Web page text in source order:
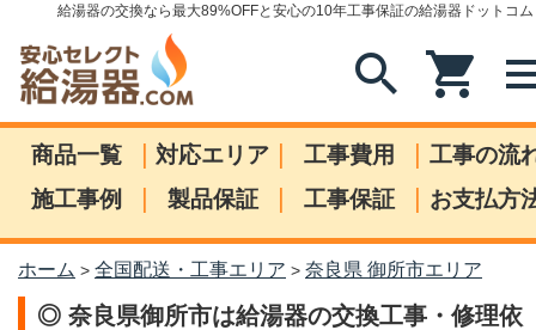
給湯器の交換なら最大89%OFFと安心の10年工事保証の給湯器ドットコム
search shopping_cart
商品一覧 | 対応エリア | 工事費用 | 工事の流
施工事例
| 製品保証 | 工事保証 | お支払方
ホーム > 全国配送・工事エリア > 奈良県 御所市エリア
◎ 奈良県御所市は給湯器の交換工事・修理依